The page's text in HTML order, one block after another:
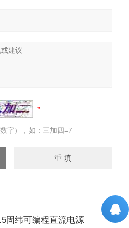
字），如：三加四=7
固纬可编程直流电源